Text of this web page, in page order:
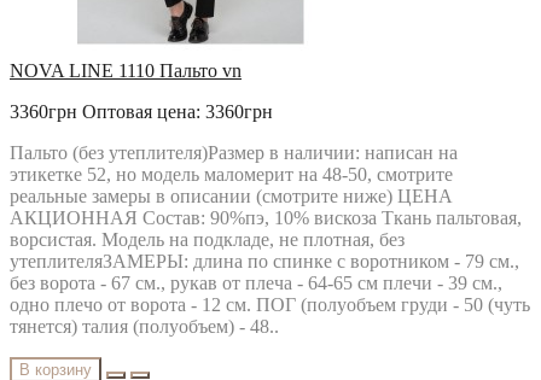
NOVA LINE 1110 Пальто vn
3360грн Оптовая цена: 3360грн
Пальто (без утеплителя)Размер в наличии: написан на
этикетке 52, но модель маломерит на 48-50, смотрите
реальные замеры в описании (смотрите ниже) ЦЕНА
АКЦИОННАЯ Состав: 90%пэ, 10% вискоза Ткань пальтовая,
ворсистая. Модель на подкладе, не плотная, без
утеплителяЗАМЕРЫ: длина по спинке с воротником - 79 см.,
без ворота - 67 см., рукав от плеча - 64-65 см плечи - 39 см.,
одно плечо от ворота - 12 см. ПОГ (полуобъем груди - 50 (чуть
тянется) талия (полуобъем) - 48..
В корзину